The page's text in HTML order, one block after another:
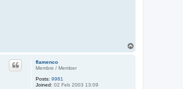
flamenco
Membre / Member
Posts: 9981
Joined: 02 Feb 2003 13:09